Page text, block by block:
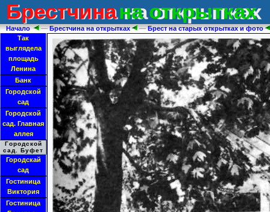
Брестчинана открытках
Брестчина на открытках
Начало —Брестчина на открытках —Брест на старых открытках и фото
Так
выглядела
площадь
Ленина
Банк
Городской
сад
Городской
сад. Главная
аллея
Городской
сад. Буфет
Городскай
сад
Гостиница
Виктория
Гостиница